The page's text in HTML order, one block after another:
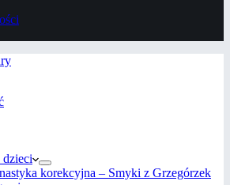
dzieci
korekcyjna – Smyki z Grzegórzek